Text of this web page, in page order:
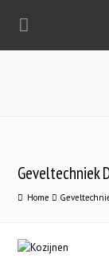
Geveltechniek
Home